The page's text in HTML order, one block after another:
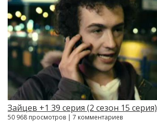
Зайцев +1 39 серия (2 сезон 15 серия)
50 968 просмотров | 7 комментариев